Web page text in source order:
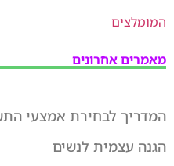
המומלצים
מאמרים אחרונים
המדריך לבחירת אמצעי
הגנה עצמית לנשים